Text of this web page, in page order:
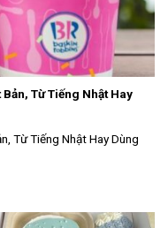
Từ Tiếng Nhật Hay
Từ Tiếng Nhật Hay Dùng